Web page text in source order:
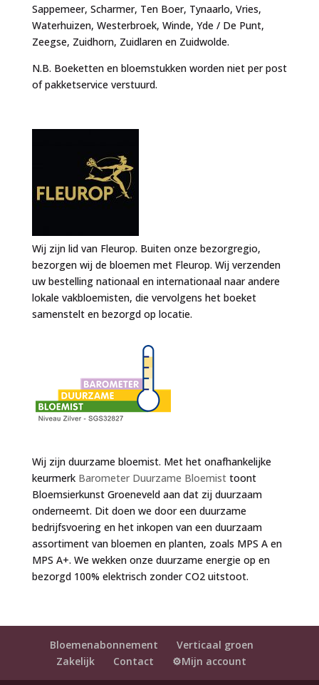
Sappemeer, Scharmer, Ten Boer, Tynaarlo, Vries,
Waterhuizen, Westerbroek, Winde, Yde / De Punt,
Zeegse, Zuidhorn, Zuidlaren en Zuidwolde.
N.B. Boeketten en bloemstukken worden niet per post
of pakketservice verstuurd.
Wij zijn lid van Fleurop. Buiten onze bezorgregio,
bezorgen wij de bloemen met Fleurop. Wij verzenden
uw bestelling nationaal en internationaal naar andere
lokale vakbloemisten, die vervolgens het boeket
samenstelt en bezorgd op locatie.
Wij zijn duurzame bloemist. Met het onafhankelijke
keurmerk Barometer Duurzame Bloemisttoont
Bloemsierkunst Groeneveld aan dat zij duurzaam
onderneemt. Dit doen we door een duurzame
bedrijfsvoering en het inkopen van een duurzaam
assortiment van bloemen en planten, zoals MPS A en
MPS A+. We wekken onze duurzame energie op en
bezorgd 100% elektrisch zonder CO2 uitstoot.
Bloemenabonnement
Verticaal groen
Zakelijk
Contact ⚙️Mijn account